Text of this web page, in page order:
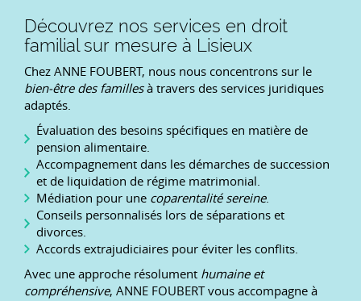
Découvrez nos services en droit
familial sur mesure à Lisieux
Chez ANNE FOUBERT, nous nous concentrons sur le
bien-être des famillesà travers des services juridiques
adaptés.
Évaluation des besoins spécifiques en matière de
pension alimentaire.
Accompagnement dans les démarches de succession
et de liquidation de régime matrimonial.
Médiation pour une coparentalité sereine.
Conseils personnalisés lors de séparations et
divorces.
Accords extrajudiciaires pour éviter les conflits.
Avec une approche résolument humaine et
compréhensive, ANNE FOUBERT vous accompagne à